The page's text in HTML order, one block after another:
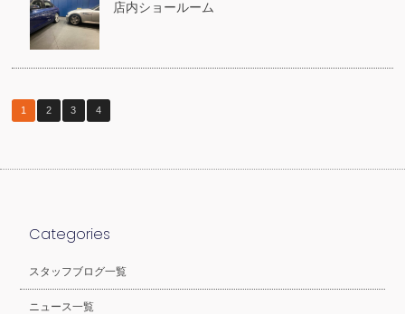
店内ショールーム
1 2 3 4
Categories
スタッフブログ一覧
ニュース一覧